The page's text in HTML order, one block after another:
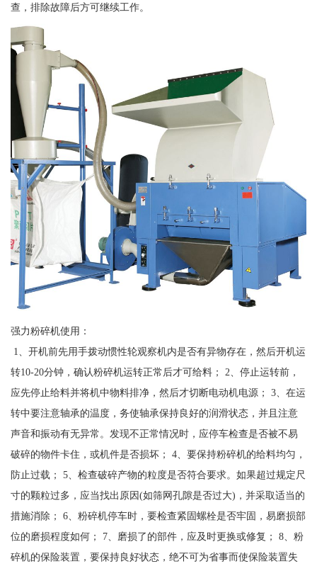
查，排除故障后方可继续工作。
强力粉碎机使用：
1、开机前先用手拨动惯性轮观察机内是否有异物存在，然后开机运
转10-20分钟，确认粉碎机运转正常后才可给料； 2、停止运转前，
应先停止给料并将机中物料排净，然后才切断电动机电源； 3、在运
转中要注意轴承的温度，务使轴承保持良好的润滑状态，并且注意
声音和振动有无异常。发现不正常情况时，应停车检查是否被不易
破碎的物件卡住，或机件是否损坏； 4、要保持粉碎机的给料均匀，
防止过载； 5、检查破碎产物的粒度是否符合要求。如果超过规定尺
寸的颗粒过多，应当找出原因(如筛网孔隙是否过大)，并采取适当的
措施消除； 6、粉碎机停车时，要检查紧固螺栓是否牢固，易磨损部
位的磨损程度如何； 7、磨损了的部件，应及时更换或修复； 8、粉
碎机的保险装置，要保持良好状态，绝不可为省事而使保险装置失